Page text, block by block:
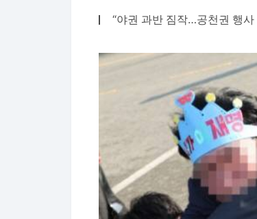
“야권 과반 짐작…공천권 행사